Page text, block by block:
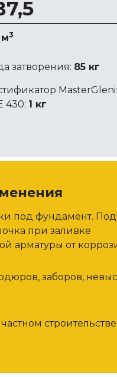
…
м3
затворения: 85 кг
430: 1 кг
под фундамент.
при заливке
арматуры от
заборов,
строительстве